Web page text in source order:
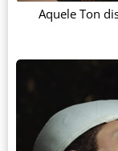
Aquele Ton